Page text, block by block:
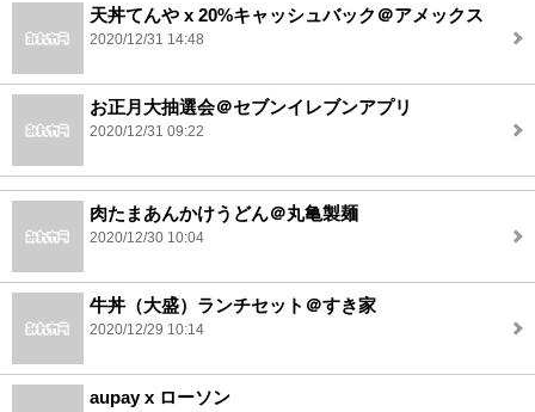
天丼てんや x 20%キャッシュバック＠アメックス
2020/12/31 14:48
お正月大抽選会＠セブンイレブンアプリ
2020/12/31 09:22
肉たまあんかけうどん＠丸亀製麺
2020/12/30 10:04
牛丼（大盛）ランチセット＠すき家
2020/12/29 10:14
aupay x ローソン